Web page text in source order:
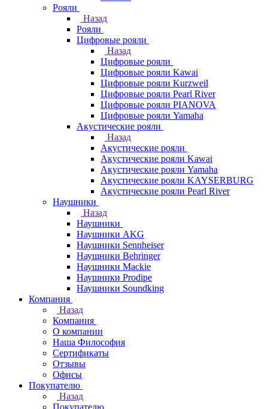
Рояли
Назад
Рояли
Цифровые рояли
Назад
Цифровые рояли
Цифровые рояли Kawai
Цифровые рояли Kurzweil
Цифровые рояли Pearl River
Цифровые рояли PIANOVA
Цифровые рояли Yamaha
Акустические рояли
Назад
Акустические рояли
Акустические рояли Kawai
Акустические рояли Yamaha
Акустические рояли KAYSERBURG
Акустические рояли Pearl River
Наушники
Назад
Наушники
Наушники AKG
Наушники Sennheiser
Наушники Behringer
Наушники Mackie
Наушники Prodipe
Наушники Soundking
Компания
Назад
Компания
О компании
Наша Философия
Сертификаты
Отзывы
Офисы
Покупателю
Назад
Покупателю